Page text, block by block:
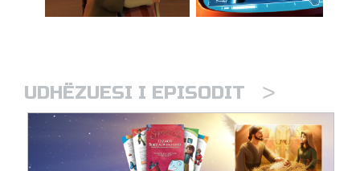
UDHËZUESI I EPISODIT >